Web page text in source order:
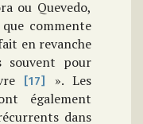
ou Quevedo,
commente
en revanche
souvent pour
[17]
». Les
également
dans